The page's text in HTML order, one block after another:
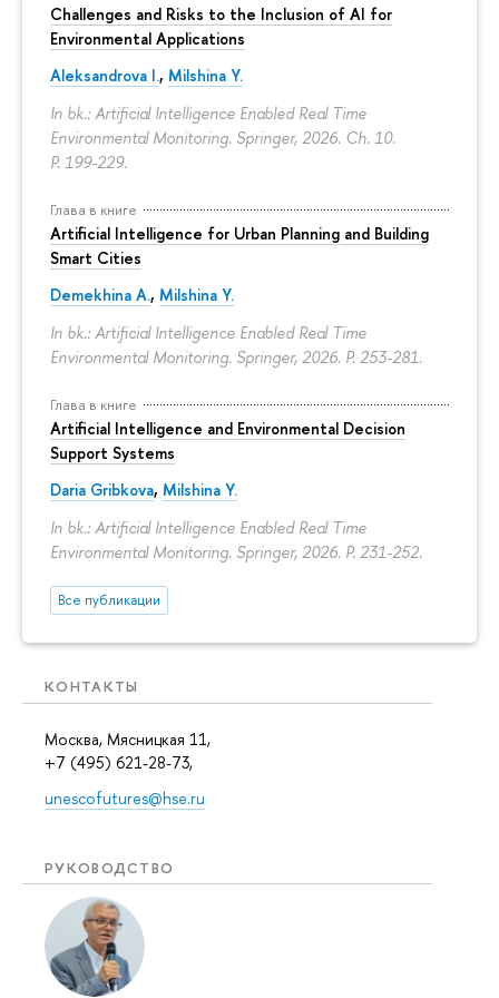
Challenges and Risks to the Inclusion of AI for
Environmental Applications
Aleksandrova I., Milshina Y.
In bk.: Artificial Intelligence Enabled Real Time
Environmental Monitoring. Springer, 2026. Ch. 10.
P. 199-229.
Глава в книге
Artificial Intelligence for Urban Planning and Building
Smart Cities
Demekhina A., Milshina Y.
In bk.: Artificial Intelligence Enabled Real Time
Environmental Monitoring. Springer, 2026. P. 253-281.
Глава в книге
Artificial Intelligence and Environmental Decision
Support Systems
Daria Gribkova, Milshina Y.
In bk.: Artificial Intelligence Enabled Real Time
Environmental Monitoring. Springer, 2026. P. 231-252.
Все публикации
КОНТАКТЫ
Москва, Мясницкая 11,
+7 (495) 621-28-73,
unescofutures@hse.ru
РУКОВОДСТВО